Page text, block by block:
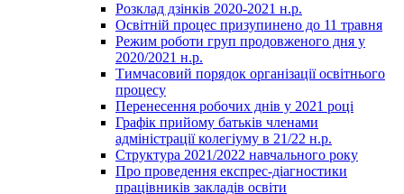
Розклад дзінків 2020-2021 н.р.
Освітній процес призупинено до 11 травня
Режим роботи груп продовженого дня у
2020/2021 н.р.
Тимчасовий порядок організації освітнього
процесу
Перенесення робочих днів у 2021 році
Графік прийому батьків членами
адміністрації колегіуму в 21/22 н.р.
Структура 2021/2022 навчального року
Про проведення експрес-діагностики
працівників закладів освіти